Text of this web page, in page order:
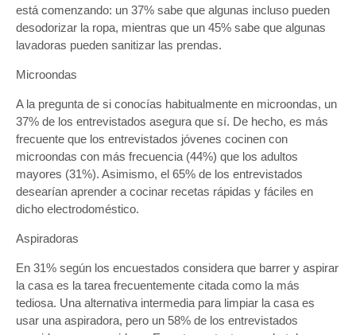
está comenzando: un 37% sabe que algunas incluso pueden
desodorizar la ropa, mientras que un 45% sabe que algunas
lavadoras pueden sanitizar las prendas.
Microondas
A la pregunta de si conocías habitualmente en microondas, un
37% de los entrevistados asegura que sí. De hecho, es más
frecuente que los entrevistados jóvenes cocinen con
microondas con más frecuencia (44%) que los adultos
mayores (31%). Asimismo, el 65% de los entrevistados
desearían aprender a cocinar recetas rápidas y fáciles en
dicho electrodoméstico.
Aspiradoras
En 31% según los encuestados considera que barrer y aspirar
la casa es la tarea frecuentemente citada como la más
tediosa. Una alternativa intermedia para limpiar la casa es
usar una aspiradora, pero un 58% de los entrevistados